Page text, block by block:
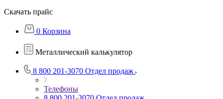
Скачать прайс
0 Корзина
Металлический калькулятор
8 800 201-3070 Отдел продаж
Телефоны